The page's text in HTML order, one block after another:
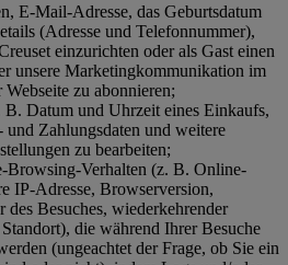
E-Mail-Adresse, das Geburtsdatum
(Adresse und Telefonnummer),
einzurichten oder als Gast einen
unsere Marketingkommunikation im
Webseite zu abonnieren;
B. Datum und Uhrzeit eines Einkaufs,
Zahlungsdaten und weitere
zu bearbeiten;
Browsing-Verhalten (z. B. Online-
IP-Adresse, Browserversion,
des Besuches, wiederkehrender
die während Ihrer Besuche
(ungeachtet der Frage, ob Sie ein